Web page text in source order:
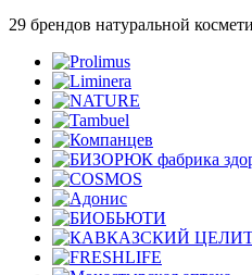
29 брендов натуральной